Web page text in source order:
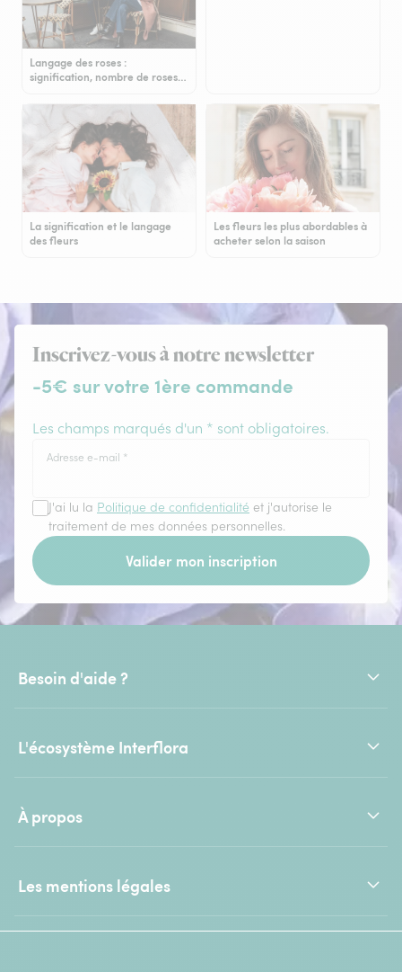
Langage des roses :
signification, nombre de roses…
La signification et le langage
des fleurs
Les fleurs les plus abordables à
acheter selon la saison
Inscrivez-vous à notre newsletter
-5€ sur votre 1ère commande
Les champs marqués d'un * sont obligatoires.
Adresse e-mail *
J'ai lu la Politique de confidentialité et j'autorise le
traitement de mes données personnelles.
Valider mon inscription
Besoin d'aide ?
L'écosystème Interflora
À propos
Les mentions légales